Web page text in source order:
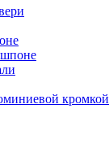
кромкой